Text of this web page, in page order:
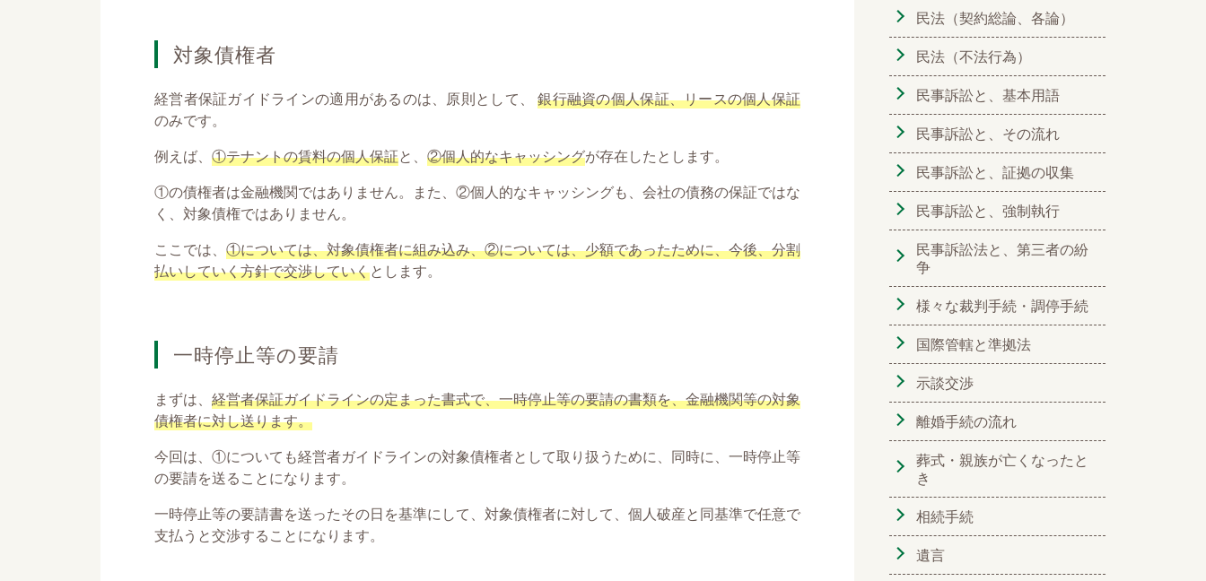
対象債権者
経営者保証ガイドラインの適用があるのは、原則として、銀行融資の個人保証、リースの個人保証
のみです。
例えば、 ①テナントの賃料の個人保証と、 ②個人的なキャッシングが存在したとします。
①の債権者は金融機関ではありません。また、②個人的なキャッシングも、会社の債務の保証ではな
く、対象債権ではありません。
ここでは、 ①については、対象債権者に組み込み、②については、少額であったために、今後、分割
払いしていく方針で交渉していくとします。
一時停止等の要請
まずは、 経営者保証ガイドラインの定まった書式で、一時停止等の要請の書類を、金融機関等の対象
債権者に対し送ります。
今回は、①についても経営者ガイドラインの対象債権者として取り扱うために、同時に、一時停止等
の要請を送ることになります。
一時停止等の要請書を送ったその日を基準にして、対象債権者に対して、個人破産と同基準で任意で
支払うと交渉することになります。
民法（契約総論、各論）
民法（不法行為）
民事訴訟と、基本用語
民事訴訟と、その流れ
民事訴訟と、証拠の収集
民事訴訟と、強制執行
民事訴訟法と、第三者の紛
争
様々な裁判手続・調停手続
国際管轄と準拠法
示談交渉
離婚手続の流れ
葬式・親族が亡くなったと
き
相続手続
遺言